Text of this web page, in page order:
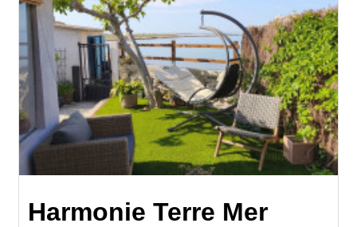
Harmonie Terre Mer